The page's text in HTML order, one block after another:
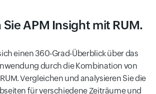
APM Insight mit RUM.
einen 360-Grad-Überblick über das
durch die Kombination von
Vergleichen und analysieren Sie die
für verschiedene Zeiträume und